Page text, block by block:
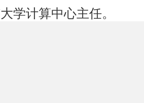
学计算中心主任。